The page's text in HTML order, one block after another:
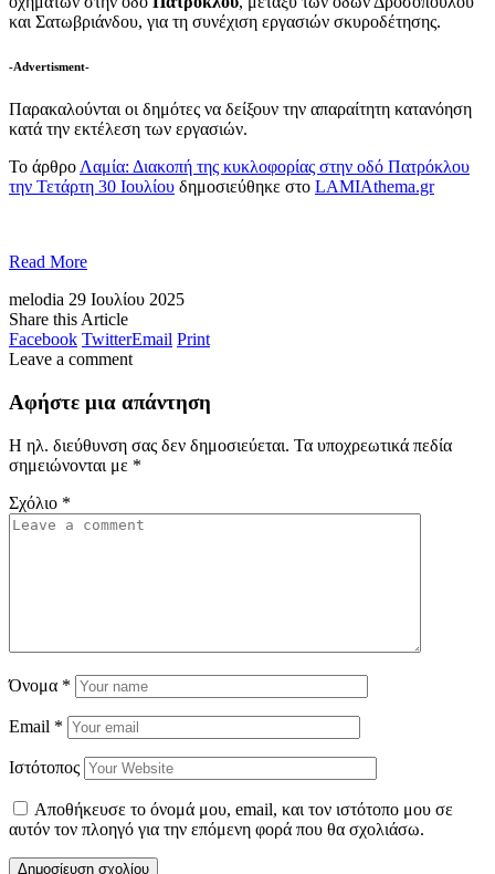
και Σατωβριάνδου, για τη συνέχιση εργασιών σκυροδέτησης.
-Advertisment-
Παρακαλούνται οι δημότες να δείξουν την απαραίτητη κατανόηση
κατά την εκτέλεση των εργασιών.
Το άρθροΛαμία: Διακοπή της κυκλοφορίας στην οδό Πατρόκλου
την Τετάρτη 30 Ιουλίου δημοσιεύθηκε στο LAMIAthema.gr
Read More
melodia 29 Ιουλίου 2025
Share this Article
Facebook TwitterEmail Print
Leave a comment
Αφήστε μια απάντηση
Η ηλ. διεύθυνση σας δεν δημοσιεύεται. Τα υποχρεωτικά πεδία
σημειώνονται με *
Σχόλιο *
Όνομα *
Email *
Ιστότοπος
Αποθήκευσε το όνομά μου, email, και τον ιστότοπο μου σε
αυτόν τον πλοηγό για την επόμενη φορά που θα σχολιάσω.